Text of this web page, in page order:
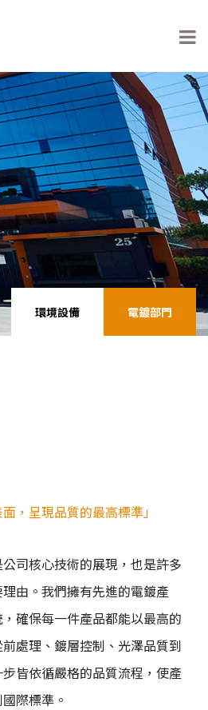
環境設備 電鍍部門
，呈現品質的最高標準」
司核心技術的展現，也是許多
由。我們擁有先進的電鍍產
確保每一件產品都能以最高的
處理、鍍層控制、光澤品質到
皆依循嚴格的品質流程，使產
際標準。